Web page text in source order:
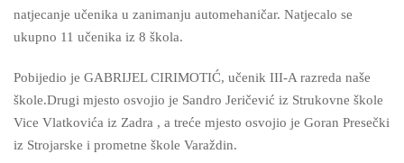
natjecanje učenika u zanimanju automehaničar. Natjecalo se
ukupno 11 učenika iz 8 škola.
Pobijedio je GABRIJEL CIRIMOTIĆ, učenik III-A razreda naše
škole.Drugi mjesto osvojio je Sandro Jeričević iz Strukovne škole
Vice Vlatkovića iz Zadra , a treće mjesto osvojio je Goran Presečki
iz Strojarske i prometne škole Varaždin.